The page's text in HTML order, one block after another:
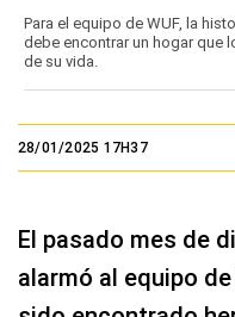
Para el equipo de WUF, la
debe encontrar un hogar que
de su vida.
28/01/2025 17H37
El pasado mes de
alarmó al equipo